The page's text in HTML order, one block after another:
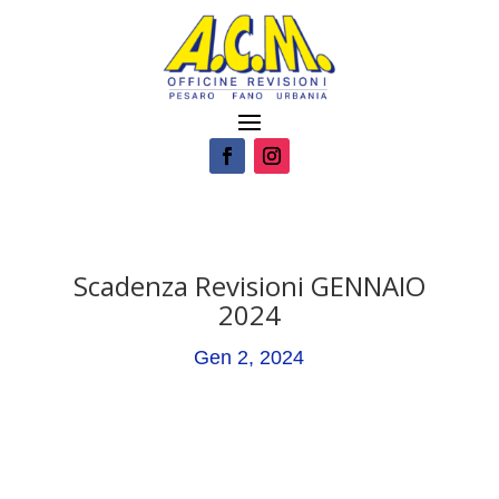
Scadenza Revisioni GENNAIO
2024
Gen 2, 2024